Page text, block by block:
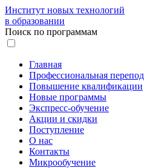
Институт новых технологий
в образовании
Поиск по программам
Главная
Профессиональная
Повышение квалификации
Новые программы
Экспресс-обучение
Акции и скидки
Поступление
О нас
Контакты
Микрообучение